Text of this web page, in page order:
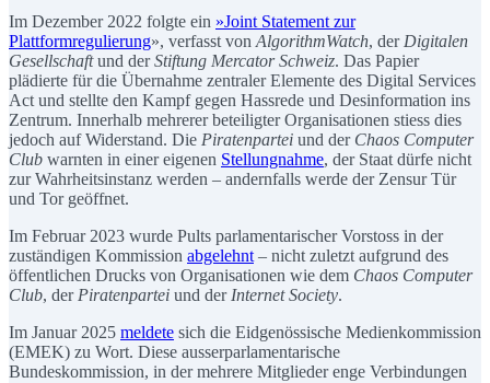
Im Dezember 2022 folgte ein »Joint Statement zur
Plattformregulierung», verfasst von AlgorithmWatch, der Digitalen
Gesellschaftund derStiftung Mercator Schweiz. Das Papier
plädierte für die Übernahme zentraler Elemente des Digital Services
Act und stellte den Kampf gegen Hassrede und Desinformation ins
Zentrum. Innerhalb mehrerer beteiligter Organisationen stiess dies
jedoch auf Widerstand. Die Piratenpartei und der Chaos Computer
Club warnten in einer eigenen Stellungnahme, der Staat dürfe nicht
zur Wahrheitsinstanz werden – andernfalls werde der Zensur Tür
und Tor geöffnet.
Im Februar 2023 wurde Pults parlamentarischer Vorstoss in der
zuständigen Kommission abgelehnt – nicht zuletzt aufgrund des
öffentlichen Drucks von Organisationen wie dem Chaos Computer
Club, der Piratenpartei und der Internet Society.
Im Januar 2025 meldete sich die Eidgenössische Medienkommission
(EMEK) zu Wort. Diese ausserparlamentarische
Bundeskommission, in der mehrere Mitglieder enge Verbindungen